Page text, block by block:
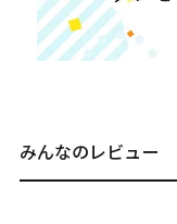
みんなのレビュー